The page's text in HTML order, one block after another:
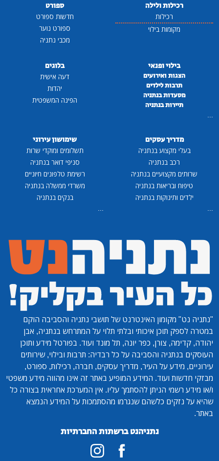
רכילות ולילה
רכילות
מקומות בילוי
ספורט
חדשות ספורט
ספורט נוער
מכבי נתניה
בילוי ופנאי
הצגות ואירועים
תרבות לילדים
מסעדות בנתניה
תיירות בנתניה
...
בלוגים
דעה אישית
יהדות
הפינה המשפטית
מדריך עסקים
בעלי מקצוע בנתניה
רכב בנתניה
שרותים מקצועיים בנתניה
טיפוח ובריאות בנתניה
ילדים ותינוקות בנתניה
...
שימושון עירוני
תשלומים ומוקדי שרות
סניפי דואר בנתניה
רשימת טלפונים חיוניים
משרדי ממשלה בנתניה
בנקים בנתניה
...
"נתניה נט" מקומון האינטרנט של תושבי נתניה והסביבה הוקם
במטרה לספק תוכן איכותי ובלתי תלוי על המתרחש בנתניה, אבן
יהודה, קדימה, צורן, כפר יונה, תל מונד ועוד. בפורטל מידע ותוכן
העוסקים בנתניה והסביבה על כל רבדיה: תרבות ובילוי, שירותים
עירוניים, מידע על העיר, מדריך עסקים, חברה, רכילות, ספורט,
מבזקי חדשות ועוד. המידע המופיע באתר זה אינו מהווה מידע משפטי
ו/או מידע רשמי הניתן להסתמך עליו. אין המערכת אחראית בצורה כל
שהיא על נזקים כלשהם שנגרמו מהסתמכות על המידע הנמצא
באתר.
נתניהנט ברשתות החברתיות